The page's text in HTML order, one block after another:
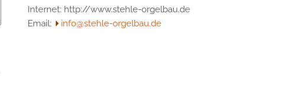
Internet: http://www.stehle-orgelbau.de
Email:
info@stehle-orgelbau.de